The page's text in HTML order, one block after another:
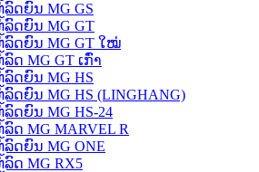
ລົດຍົນ MG GS
ລົດຍົນ MG GT
ລົດຍົນ MG GT ໃໝ່
ດ MG GT ເກົ່າ
ລົດຍົນ MG HS
ລົດຍົນ MG HS (LINGHANG)
ດຍົນ MG HS-24
ດ MG MARVEL R
ລົດຍົນ MG ONE
ດ MG RX5